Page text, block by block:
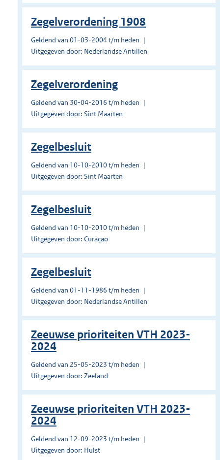
Zegelverordening 1908
Geldend van 01-03-2004 t/m heden
Uitgegeven door: Nederlandse Antillen
Zegelverordening
Geldend van 30-04-2016 t/m heden
Uitgegeven door: Sint Maarten
Zegelbesluit
Geldend van 10-10-2010 t/m heden
Uitgegeven door: Sint Maarten
Zegelbesluit
Geldend van 10-10-2010 t/m heden
Uitgegeven door: Curaçao
Zegelbesluit
Geldend van 01-11-1986 t/m heden
Uitgegeven door: Nederlandse Antillen
Zeeuwse prioriteiten VTH 2023-
2024
Geldend van 25-05-2023 t/m heden
Uitgegeven door: Zeeland
Zeeuwse prioriteiten VTH 2023-
2024
Geldend van 12-09-2023 t/m heden
Uitgegeven door: Hulst